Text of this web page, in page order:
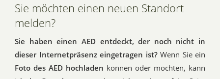
Sie möchten einen neuen Standort
melden?
Sie haben einen AED entdeckt, der noch nicht in
dieser Internetpräsenz eingetragen ist?Wenn Sie ein
Foto des AED hochladen können oder möchten, kann